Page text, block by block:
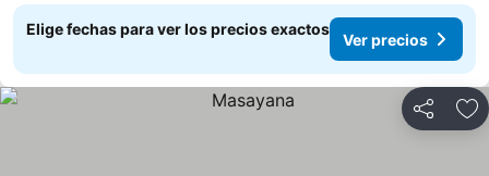
Elige fechas para ver los precios exactos
Ver precios
Compartir